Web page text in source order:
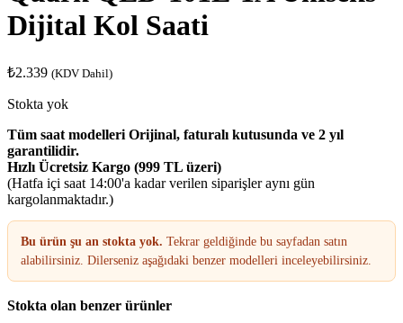
Dijital Kol Saati
₺2.339 (KDV Dahil)
Stokta yok
Tüm saat modelleri Orijinal, faturalı kutusunda ve 2 yıl
garantilidir.
Hızlı Ücretsiz Kargo (999 TL üzeri)
(Hatfa içi saat 14:00'a kadar verilen siparişler aynı gün
kargolanmaktadır.)
Bu ürün şu an stokta yok. Tekrar geldiğinde bu sayfadan satın
alabilirsiniz. Dilerseniz aşağıdaki benzer modelleri inceleyebilirsiniz.
Stokta olan benzer ürünler